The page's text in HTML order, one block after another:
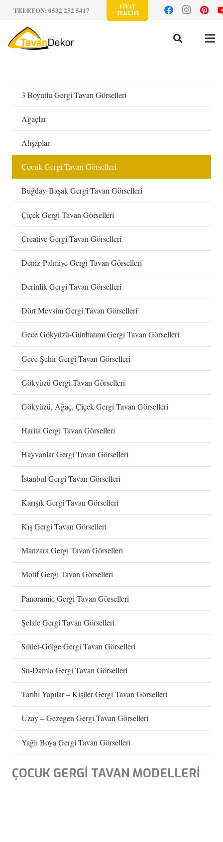
TELEFON: 0532 252 5417
FİYAT
TEKLİFİ
3 Boyutlu Gergi Tavan Görselleri
Ağaçlar
Ahşaplar
Çocuk Gergi Tavan Görselleri
Buğday-Başak Gergi Tavan Görselleri
Çiçek Gergi Tavan Görselleri
Creative Gergi Tavan Görselleri
Deniz-Palmiye Gergi Tavan Görselleri
Derinlik Gergi Tavan Görselleri
Dört Mevsim Gergi Tavan Görselleri
Gece Gökyüzü-Günbatımı Gergi Tavan Görselleri
Gece Şehir Gergi Tavan Görselleri
Gökyüzü Gergi Tavan Görselleri
Gökyüzü, Ağaç, Çiçek Gergi Tavan Görselleri
Harita Gergi Tavan Görselleri
Hayvanlar Gergi Tavan Görselleri
İstanbul Gergi Tavan Görselleri
Karışık Gergi Tavan Görselleri
Kış Gergi Tavan Görselleri
Manzara Gergi Tavan Görselleri
Motif Gergi Tavan Görselleri
Panoramic Gergi Tavan Görselleri
Şelale Gergi Tavan Görselleri
Silüet-Gölge Gergi Tavan Görselleri
Su-Damla Gergi Tavan Görselleri
Tarihi Yapılar – Kişiler Gergi Tavan Görselleri
Uzay – Gezegen Gergi Tavan Görselleri
Yağlı Boya Gergi Tavan Görselleri
ÇOCUK GERGİ TAVAN MODELLERİ